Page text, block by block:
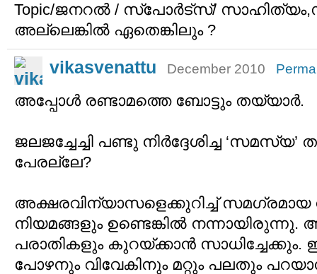
Topic/ജനറല്‍ / സ്പോര്‍ട്സ്/
അല്ലെങ്കില്‍ ഏതെങ്കിലും ?
vikasvenattu December 2010
അപ്പോള്‍ രണ്ടാമത്തെ ബോട്ടും തയ്യാര്‍.
ജലജച്ചേച്ചി പണ്ടു നിര്‍ദ്ദേശിച്ച ‘സമസ്യ’
പേരല്ലേ?
അക്ഷരവിന്യാസളെക്കുറിച്ച് സമഗ്രമായ
നിയമങ്ങളും ഉണ്ടെങ്കില്‍
പരാതികളും കുറയ്ക്കാന്‍ സാധിച്ചേക്കും.
പോഴനും വിവേകിനും മറ്റും പലതും